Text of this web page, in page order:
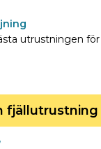
utrustningen
fjällutrustning